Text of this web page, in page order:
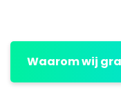
Waarom wij